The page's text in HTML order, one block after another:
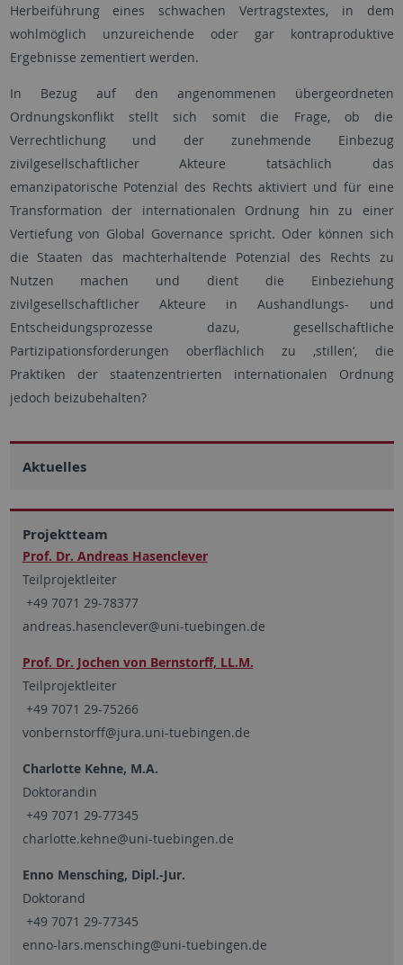
Herbeiführung eines schwachen Vertragstextes, in dem
wohlmöglich unzureichende oder gar kontraproduktive
Ergebnisse zementiert werden.
In Bezug auf den angenommenen übergeordneten
Ordnungskonflikt stellt sich somit die Frage, ob die
Verrechtlichung und der zunehmende Einbezug
zivilgesellschaftlicher Akteure tatsächlich das
emanzipatorische Potenzial des Rechts aktiviert und für eine
Transformation der internationalen Ordnung hin zu einer
Vertiefung von Global Governance spricht. Oder können sich
die Staaten das machterhaltende Potenzial des Rechts zu
Nutzen machen und dient die Einbeziehung
zivilgesellschaftlicher Akteure in Aushandlungs- und
Entscheidungsprozesse dazu, gesellschaftliche
Partizipationsforderungen oberflächlich zu ,stillen‘, die
Praktiken der staatenzentrierten internationalen Ordnung
jedoch beizubehalten?
Aktuelles
Projektteam
Prof. Dr. Andreas Hasenclever
Teilprojektleiter
+49 7071 29-78377
andreas.hasenclever@uni-tuebingen.de
Prof. Dr. Jochen von Bernstorff, LL.M.
Teilprojektleiter
+49 7071 29-75266
vonbernstorff@jura.uni-tuebingen.de
Charlotte Kehne, M.A.
Doktorandin
+49 7071 29-77345
charlotte.kehne@uni-tuebingen.de
Enno Mensching, Dipl.-Jur.
Doktorand
+49 7071 29-77345
enno-lars.mensching@uni-tuebingen.de